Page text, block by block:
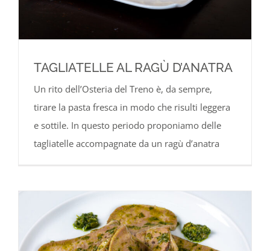
TAGLIATELLE AL RAGÙ D’ANATRA
Un rito dell’Osteria del Treno è, da sempre,
tirare la pasta fresca in modo che risulti leggera
e sottile. In questo periodo proponiamo delle
tagliatelle accompagnate da un ragù d’anatra